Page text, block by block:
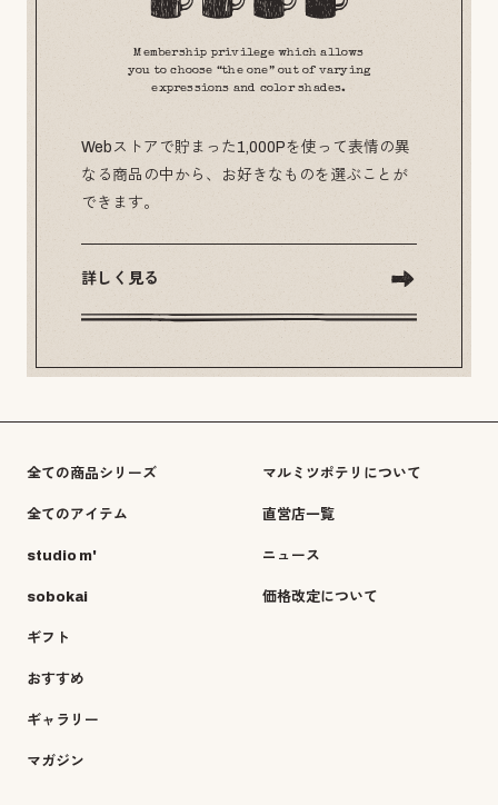
Membership privilege which allows
you to choose “the one” out of varying
expressions and color shades.
Webストアで貯まった1,000Pを使って表情の異
なる商品の中から、お好きなものを選ぶことが
できます。
詳しく見る
全ての商品シリーズ
全てのアイテム
studio m'
sobokai
ギフト
おすすめ
ギャラリー
マガジン
マルミツポテリについて
直営店一覧
ニュース
価格改定について